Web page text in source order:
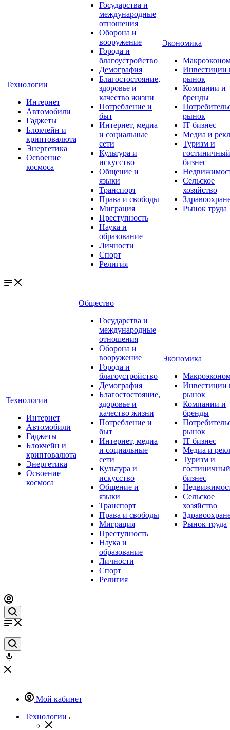
Технологии
Интернет
Автомобили
Гаджеты
Блокчейн и
криптовалюта
Энергетика
Освоение
космоса
Государства и
международные
отношения
Оборона и
вооружение
Города и
благоустройство
Демография
Благостостояние,
здоровье и
качество жизни
Потребление и
быт
Интернет, медиа
и социальные
сети
Культура и
искусство
Общение и
языки
Транспорт
Права и свободы
Миграция
Преступность
Наука и
образование
Личности
Спорт
Религия
Экономика
Инвестиции
рынок
Компании и
бренды
рынок
IT бизнес
Медиа и
Туризм и
гостиничный
бизнес
Сельское
хозяйство
Рынок труда
Технологии
Интернет
Автомобили
Гаджеты
Блокчейн и
криптовалюта
Энергетика
Освоение
космоса
Общество
Государства и
международные
отношения
Оборона и
вооружение
Города и
благоустройство
Демография
Благостостояние,
здоровье и
качество жизни
Потребление и
быт
Интернет, медиа
и социальные
сети
Культура и
искусство
Общение и
языки
Транспорт
Права и свободы
Миграция
Преступность
Наука и
образование
Личности
Спорт
Религия
Экономика
Инвестиции
рынок
Компании и
бренды
рынок
IT бизнес
Медиа и
Туризм и
гостиничный
бизнес
Сельское
хозяйство
Рынок труда
Мой кабинет
Технологии